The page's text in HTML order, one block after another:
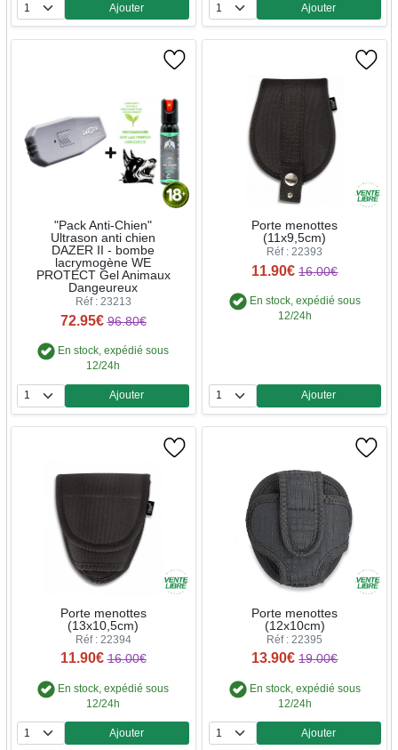
Quantité
Ajouter
Quantité
Ajouter
"Pack Anti-Chien"
Ultrason anti chien
DAZER II - bombe
lacrymogène WE
PROTECT Gel Animaux
Dangeureux
Réf : 23213
72.95€ 96.80€
En stock, expédié sous
12/24h
Quantité
Ajouter
Porte menottes
(11x9,5cm)
Réf : 22393
11.90€ 16.00€
En stock, expédié sous
12/24h
Quantité
Ajouter
Porte menottes
(13x10,5cm)
Réf : 22394
11.90€ 16.00€
En stock, expédié sous
12/24h
Quantité
Ajouter
Porte menottes
(12x10cm)
Réf : 22395
13.90€ 19.00€
En stock, expédié sous
12/24h
Quantité
Ajouter